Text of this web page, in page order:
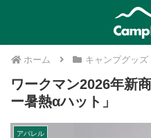
ホーム キャンプグッズ
ワークマン2026年新
ー暑熱αハット」
アパレル